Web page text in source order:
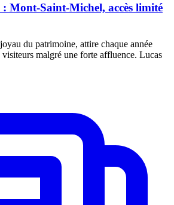
Mont-Saint-Michel, accès limité
du patrimoine, attire chaque année
malgré une forte affluence. Lucas